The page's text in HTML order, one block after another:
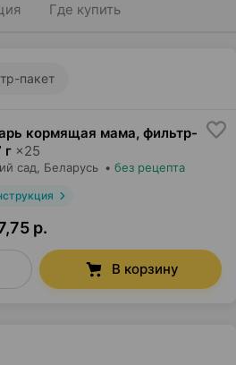
Где купить
пакет
кормящая мама, фильтр-
г ×25
сад , Беларусь • без рецепта
р.
В корзину